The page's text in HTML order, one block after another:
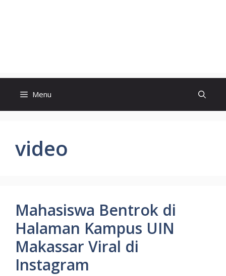
Menu
video
Mahasiswa Bentrok di
Halaman Kampus UIN
Makassar Viral di
Instagram